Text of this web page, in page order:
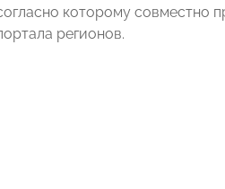
которому совместно
регионов.